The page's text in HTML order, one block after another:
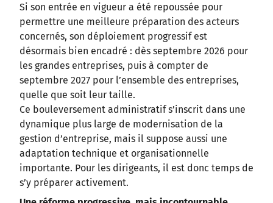
Si son entrée en vigueur a été repoussée pour
permettre une meilleure préparation des acteurs
concernés, son déploiement progressif est
désormais bien encadré : dès septembre 2026 pour
les grandes entreprises, puis à compter de
septembre 2027 pour l’ensemble des entreprises,
quelle que soit leur taille.
Ce bouleversement administratif s’inscrit dans une
dynamique plus large de modernisation de la
gestion d’entreprise, mais il suppose aussi une
adaptation technique et organisationnelle
importante. Pour les dirigeants, il est donc temps de
s’y préparer activement.